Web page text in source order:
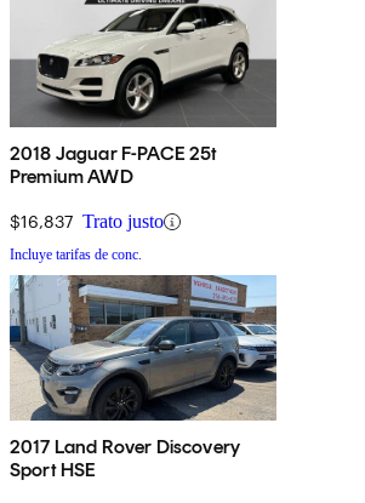
2018 Jaguar F-PACE 25t
Premium AWD
$16,837 Trato justo
Incluye tarifas de conc.
2017 Land Rover Discovery
Sport HSE